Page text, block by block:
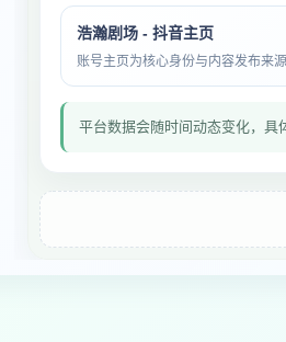
浩瀚剧场 - 抖音主页
账号主页为核心身份与内容发布来
平台数据会随时间动态变化，具